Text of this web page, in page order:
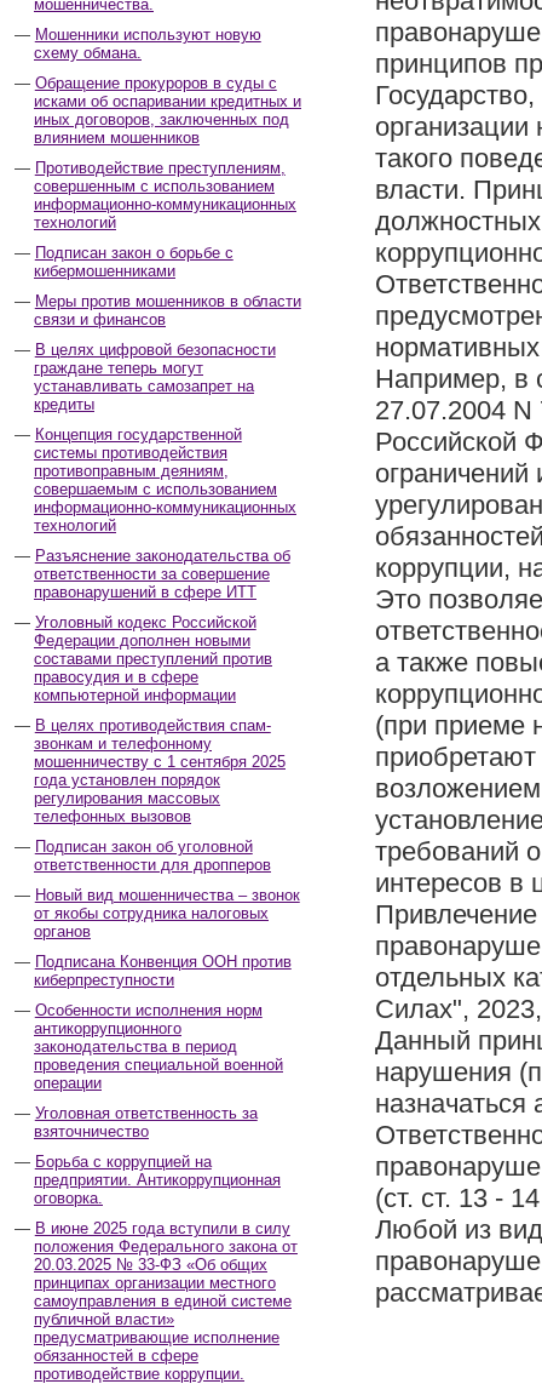
мошенничества.
Мошенники используют новую
схему обмана.
Обращение прокуроров в суды с
исками об оспаривании кредитных и
иных договоров, заключенных под
влиянием мошенников
Противодействие преступлениям,
совершенным с использованием
информационно-коммуникационных
технологий
Подписан закон о борьбе с
кибермошенниками
Меры против мошенников в области
связи и финансов
В целях цифровой безопасности
граждане теперь могут
устанавливать самозапрет на
кредиты
Концепция государственной
системы противодействия
противоправным деяниям,
совершаемым с использованием
информационно-коммуникационных
технологий
Разъяснение законодательства об
ответственности за совершение
правонарушений в сфере ИТТ
Уголовный кодекс Российской
Федерации дополнен новыми
составами преступлений против
правосудия и в сфере
компьютерной информации
В целях противодействия спам-
звонкам и телефонному
мошенничеству с 1 сентября 2025
года установлен порядок
регулирования массовых
телефонных вызовов
Подписан закон об уголовной
ответственности для дропперов
Новый вид мошенничества – звонок
от якобы сотрудника налоговых
органов
Подписана Конвенция ООН против
киберпреступности
Особенности исполнения норм
антикоррупционного
законодательства в период
проведения специальной военной
операции
Уголовная ответственность за
взяточничество
Борьба с коррупцией на
предприятии. Антикоррупционная
оговорка.
В июне 2025 года вступили в силу
положения Федерального закона от
20.03.2025 № 33-ФЗ «Об общих
принципах организации местного
самоуправления в единой системе
публичной власти»
предусматривающие исполнение
обязанностей в сфере
противодействие коррупции.
принципов
такого
власти.
нормативных
Например, в
27.07.2004
Российской
коррупции,
Это
а также
(при приеме
требований
интересов в
Привлечение
отдельных
Силах",
Данный
нарушения
назначаться
(ст. ст. 13 -
Любой из